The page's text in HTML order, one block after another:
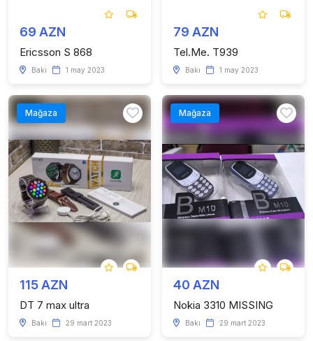
69 AZN
Ericsson S 868
Bakı 1 may 2023
79 AZN
Tel.Me. T939
Bakı 1 may 2023
Mağaza
115 AZN
DT 7 max ultra
Bakı 29 mart 2023
Mağaza
40 AZN
Nokia 3310 MISSING
Bakı 29 mart 2023